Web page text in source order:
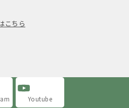
こちら
Youtube